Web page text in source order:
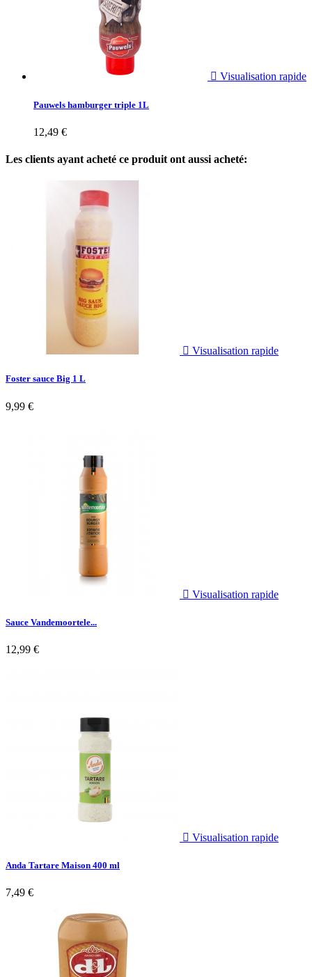
 Visualisation rapide
Pauwels hamburger triple 1L
12,49 €
Les clients ayant acheté ce produit ont aussi acheté:
 Visualisation rapide
Foster sauce Big 1 L
9,99 €
 Visualisation rapide
Sauce Vandemoortele...
12,99 €
 Visualisation rapide
Anda Tartare Maison 400 ml
7,49 €